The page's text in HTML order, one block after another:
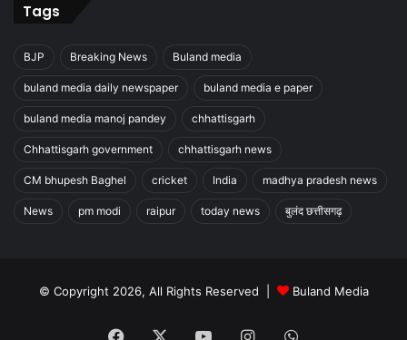
Tags
BJP Breaking News Buland media
buland media daily newspaper buland media e paper
buland media manoj pandey chhattisgarh
Chhattisgarh government chhattisgarh news
CM bhupesh Baghel cricket India madhya pradesh news
News pm modi raipur today news बुलंद छत्तीसगढ़
© Copyright 2026, All Rights Reserved | Buland Media
Facebook YouTubeInstagramWhatsApp